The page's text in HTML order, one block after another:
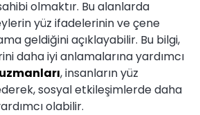
olmaktır. Bu alanlarda
yüz ifadelerinin ve çene
geldiğini açıklayabilir. Bu bilgi,
daha iyi anlamalarına yardımcı
, insanların yüz
sosyal etkileşimlerde daha
olabilir.